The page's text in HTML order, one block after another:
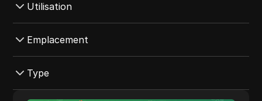
Utilisation
Médias sociaux
Grattage
Amazon
Emplacement
Corée du Sud
Type